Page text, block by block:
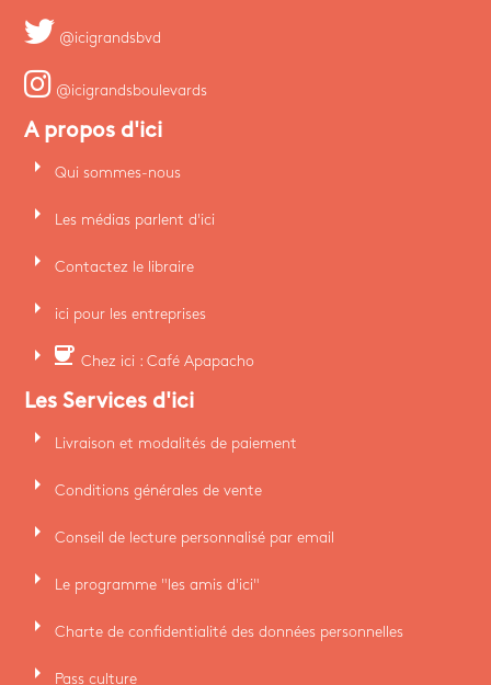
@icigrandsbvd
@icigrandsboulevards
A propos d'ici
arrow_right Qui sommes-nous
arrow_right Les médias parlent d'ici
arrow_right Contactez le libraire
arrow_right ici pour les entreprises
arrow_right coffee Chez ici : Café Apapacho
Les Services d'ici
arrow_right Livraison et modalités de paiement
arrow_right Conditions générales de vente
arrow_right Conseil de lecture personnalisé par email
arrow_right Le programme "les amis d'ici"
arrow_right Charte de confidentialité des données personnelles
arrow_right Pass culture